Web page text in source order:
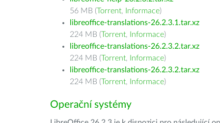
56 MB (Torrent, Informace)
libreoffice-translations-26.2.3.1.tar.xz
224 MB (Torrent, Informace)
libreoffice-translations-26.2.3.2.tar.xz
224 MB (Torrent, Informace)
libreoffice-translations-26.2.3.2.tar.xz
224 MB (Torrent, Informace)
Operační systémy